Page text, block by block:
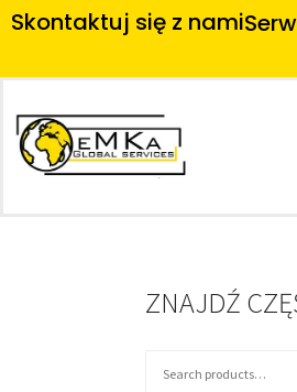
Skontaktuj się z nami
ZNAJDŹ